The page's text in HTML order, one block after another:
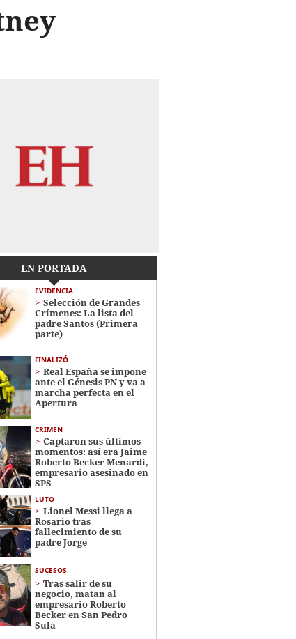
EN PORTADA
EVIDENCIA
Selección de Grandes
Crímenes: La lista del
padre Santos (Primera
parte)
FINALIZÓ
Real España se impone
ante el Génesis PN y va a
marcha perfecta en el
Apertura
CRIMEN
Captaron sus últimos
momentos: así era Jaime
Roberto Becker Menardi​​​,
empresario asesinado en
SPS
LUTO
Lionel Messi llega a
Rosario tras
fallecimiento de su
padre Jorge
SUCESOS
Tras salir de su
negocio, matan al
empresario Roberto
Becker en San Pedro
Sula